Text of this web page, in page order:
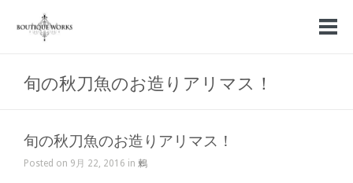
旬の秋刀魚のお造りアリマス！
旬の秋刀魚のお造りアリマス！
Posted on 9月 22, 2016 in 鶫